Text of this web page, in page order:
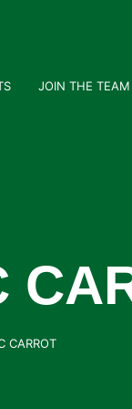
JOIN THE TEAM
CARROT